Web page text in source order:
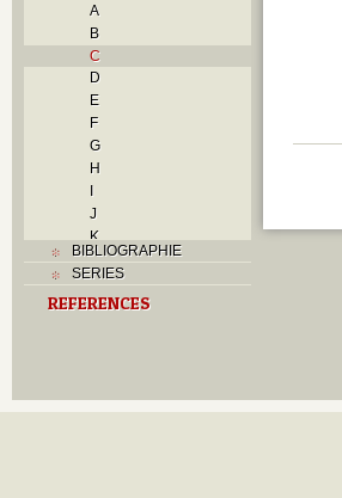
A
B
C
D
E
F
G
H
I
J
K
L
M
N
S
BIBLIOGRAPHIE
SERIES
REFERENCES